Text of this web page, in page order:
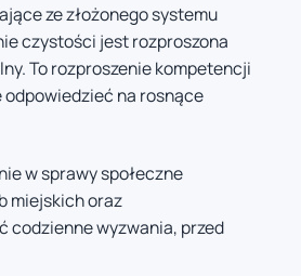
ze złożonego systemu
czystości jest rozproszona
To rozproszenie kompetencji
na rosnące
w sprawy społeczne
miejskich oraz
codzienne wyzwania, przed